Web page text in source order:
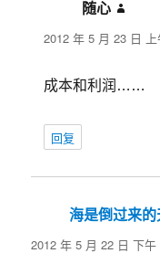
随心
道：
2012 年 5 月 23 日
成本和利润……
回复
海是倒过来的
2012 年 5 月 22 日 下午